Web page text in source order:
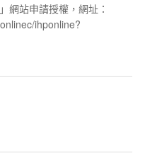
網站申請授權，網址：
ihponline?